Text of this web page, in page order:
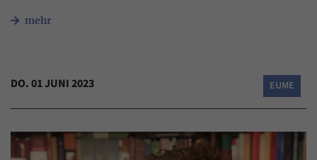
mehr
DO. 01 JUNI 2023 EUME